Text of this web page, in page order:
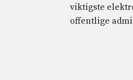
viktigste
offentlige